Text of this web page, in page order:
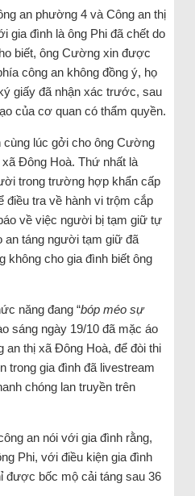
an phường 4 và Công an thị
gia đình là ông Phi đã chết do
biết, ông Cường xin được
công an không đồng ý, họ
giấy đã nhận xác trước, sau
của cơ quan có thẩm quyền.
lúc gởi cho ông Cường
Đông Hoà. Thứ nhất là
trong trường hợp khẩn cấp
điều tra về hành vi trộm cắp
về việc người bị tạm giữ tự
an táng người tạm giữ đã
không cho gia đình biết ông
năng đang “bóp méo sự
sáng ngày 19/10 đã mặc áo
an thị xã Đông Hoà, để đòi thi
trong gia đình đã livestream
chóng lan truyền trên
an nói với gia đình rằng,
Phi, với điều kiện gia đình
được bốc mộ cải táng sau 36